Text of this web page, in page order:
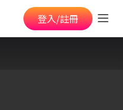
登入/註冊